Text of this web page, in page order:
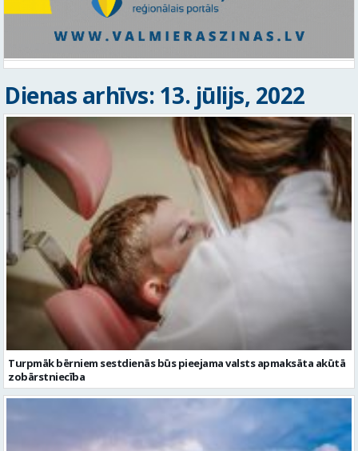
Dienas arhīvs: 13. jūlijs, 2022
Turpmāk bērniem sestdienās būs pieejama valsts apmaksāta akūtā
zobārstniecība